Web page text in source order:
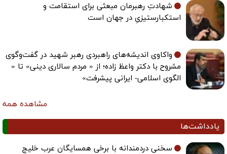
شهادتِ رهبرمان مبعثی برای استقامت و
استکبارستیزیِ در جهان است
واکاوی اندیشه‌های راهبردی رهبر شهید در گفت‌وگوی
مشروح با دکتر واعظ زاده؛ از « مردم سالاری دینی» تا «
الگوی اسلامی- ایرانی پیشرفت»
مشاهده همه
یادداشت‌ها
سخنی دردمندانه با برخی همسایگان عرب خلیج